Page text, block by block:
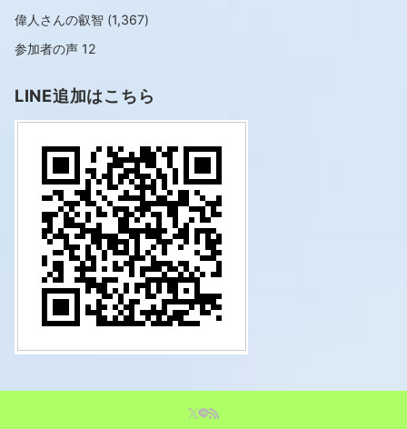
偉人さんの叡智 (1,367)
参加者の声 12
LINE追加はこちら